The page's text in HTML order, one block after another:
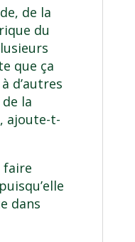
de la
du
que ça
d’autres
la
ajoute-t-
faire
dans